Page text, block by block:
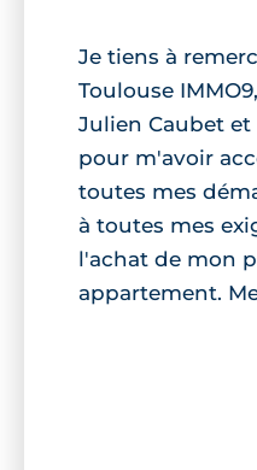
Je tiens à
Toulouse
Julien Caubet et
pour m'avoir
toutes mes
à toutes mes
l'achat de mon
appartement.